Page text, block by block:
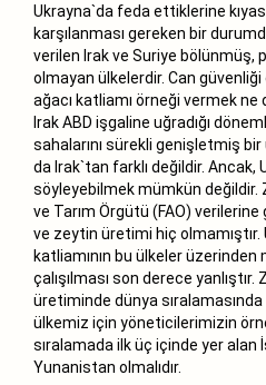
Ukrayna`da feda ettiklerine
karşılanması gereken bir
verilen Irak ve Suriye bölünmüş,
olmayan ülkelerdir. Can
ağacı katliamı örneği vermek ne
Irak ABD işgaline uğradığı
sahalarını sürekli genişletmiş
da Irak`tan farklı değildir. Ancak,
söyleyebilmek mümkün değildir.
ve Tarım Örgütü (FAO)
ve zeytin üretimi hiç
katliamının bu ülkeler üzerinden
çalışılması son derece
üretiminde dünya
ülkemiz için yöneticilerimizin
sıralamada ilk üç içinde yer alan
Yunanistan olmalıdır.